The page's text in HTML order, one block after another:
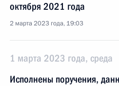
октября 2021 года
2 марта 2023 года, 19:03
1 марта 2023 года, среда
Исполнены поручения,